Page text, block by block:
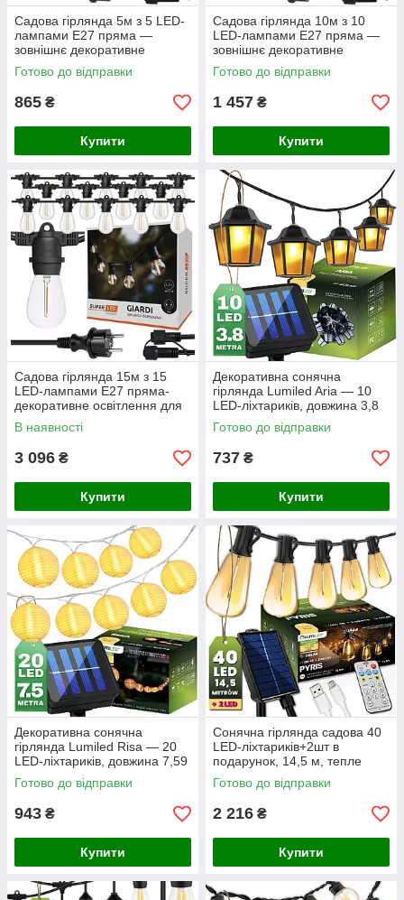
Садова гірлянда 5м з 5 LED-
лампами E27 пряма —
зовнішнє декоративне
освітлення з можливістю
з'єднання, SuperLED
Готово до відправки
865 ₴
Купити
Садова гірлянда 10м з 10
LED-лампами E27 пряма —
зовнішнє декоративне
освітлення з можливістю
з'єднання, SuperLED
Готово до відправки
1 457 ₴
Купити
Садова гірлянда 15м з 15
LED-лампами E27 пряма-
декоративне освітлення для
саду, тераси, балкона,
SuperLED
В наявності
3 096 ₴
Купити
Декоративна сонячна
гірлянда Lumiled Aria — 10
LED-ліхтариків, довжина 3,8
м, тепле біле світло 3000 K,
IP44, вбудований датчик
Готово до відправки
737 ₴
Купити
Декоративна сонячна
гірлянда Lumiled Risa — 20
LED-ліхтариків, довжина 7,59
м, тепле біле світло 3000 K,
IP44, вбудований датчик
Готово до відправки
943 ₴
Купити
Сонячна гірлянда садова 40
LED-ліхтариків+2шт в
подарунок, 14,5 м, тепле
світло 2700 K, IP44, з
пультом, сонячною та USB-
Готово до відправки
2 216 ₴
Купити